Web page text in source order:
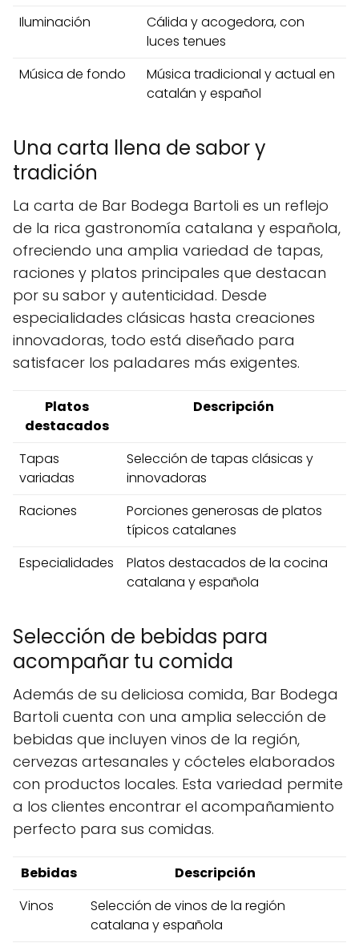
Iluminación
Cálida y acogedora, con
luces tenues
Música de fondo
Música tradicional y actual en
catalán y español
Una carta llena de sabor y
tradición
La carta de Bar Bodega Bartoli es un reflejo
de la rica gastronomía catalana y española,
ofreciendo una amplia variedad de tapas,
raciones y platos principales que destacan
por su sabor y autenticidad. Desde
especialidades clásicas hasta creaciones
innovadoras, todo está diseñado para
satisfacer los paladares más exigentes.
Platos
destacados
Descripción
Tapas
variadas
Selección de tapas clásicas y
innovadoras
Raciones
Porciones generosas de platos
típicos catalanes
Especialidades
Platos destacados de la cocina
catalana y española
Selección de bebidas para
acompañar tu comida
Además de su deliciosa comida, Bar Bodega
Bartoli cuenta con una amplia selección de
bebidas que incluyen vinos de la región,
cervezas artesanales y cócteles elaborados
con productos locales. Esta variedad permite
a los clientes encontrar el acompañamiento
perfecto para sus comidas.
Bebidas
Descripción
Vinos
Selección de vinos de la región
catalana y española